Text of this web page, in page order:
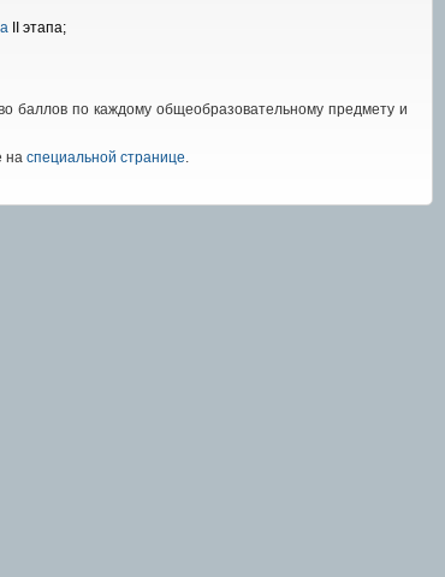
II этапа;
баллов по каждому общеобразовательному предмету и
на специальной странице.